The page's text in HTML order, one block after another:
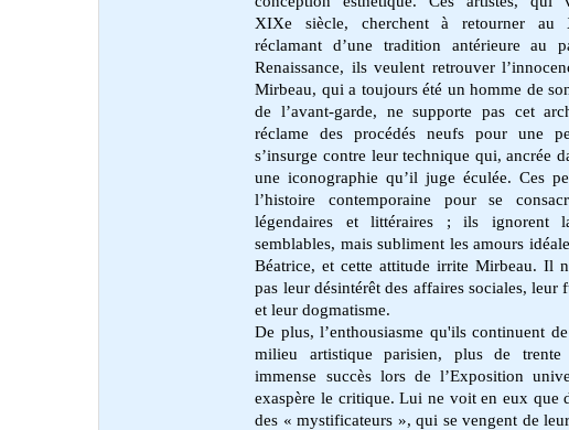
XIXe siècle, cherchent à retourner au
réclamant d’une tradition antérieure au
Renaissance, ils veulent retrouver
Mirbeau, qui a toujours été un homme de
de l’avant-garde, ne supporte pas cet
réclame des procédés neufs pour une
s’insurge contre leur technique qui, ancrée
une iconographie qu’il juge éculée. Ces
l’histoire contemporaine pour se
légendaires et littéraires ; ils ignorent
semblables, mais subliment les amours
Béatrice, et cette attitude irrite Mirbeau. Il
pas leur désintérêt des affaires sociales, leur
et leur dogmatisme.
De plus, l’enthousiasme qu'ils continuent
milieu artistique parisien, plus de
immense succès lors de l’Exposition
exaspère le critique. Lui ne voit en eux que
des « mystificateurs », qui se vengent de